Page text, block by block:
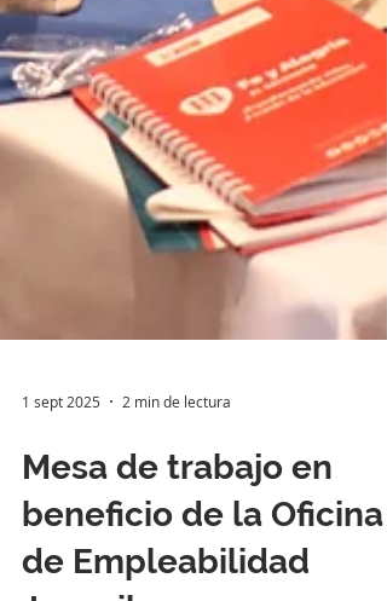
1 sept 2025 2 min de lectura
Mesa de trabajo en